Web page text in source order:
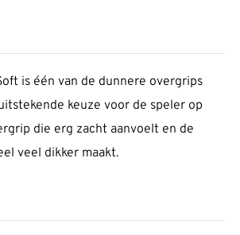
is één van de dunnere overgrips
keuze voor de speler op
die erg zacht aanvoelt en de
veel dikker maakt.